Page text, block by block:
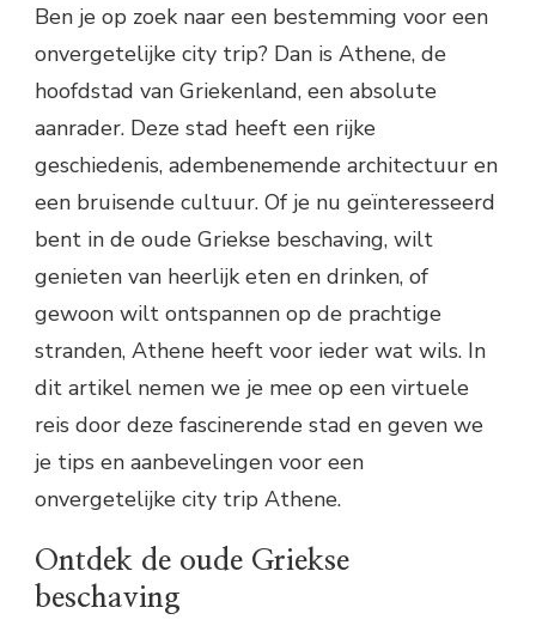
Ben je op zoek naar een bestemming voor een
onvergetelijke city trip? Dan is Athene, de
hoofdstad van Griekenland, een absolute
aanrader. Deze stad heeft een rijke
geschiedenis, adembenemende architectuur en
een bruisende cultuur. Of je nu geïnteresseerd
bent in de oude Griekse beschaving, wilt
genieten van heerlijk eten en drinken, of
gewoon wilt ontspannen op de prachtige
stranden, Athene heeft voor ieder wat wils. In
dit artikel nemen we je mee op een virtuele
reis door deze fascinerende stad en geven we
je tips en aanbevelingen voor een
onvergetelijke city trip Athene.
Ontdek de oude Griekse
beschaving